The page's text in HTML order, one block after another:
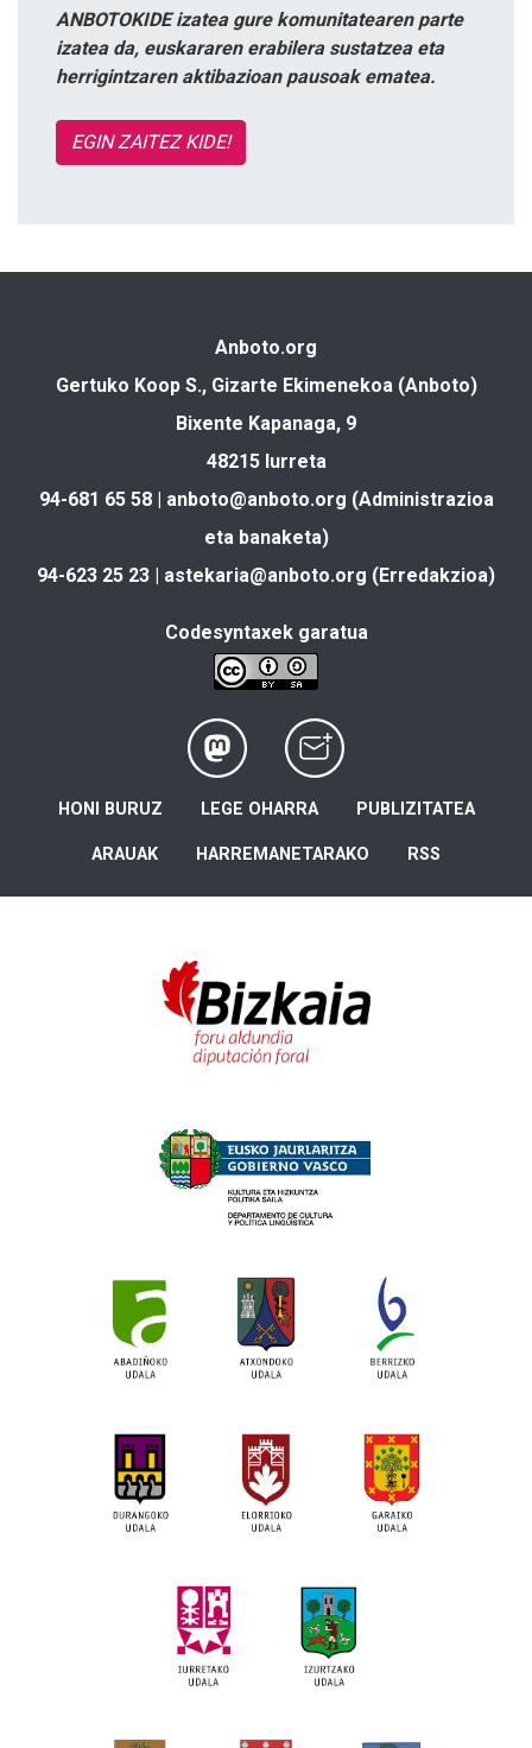
ANBOTOKIDE izatea gure komunitatearen parte
izatea da, euskararen erabilera sustatzea eta
herrigintzaren aktibazioan pausoak ematea.
EGIN ZAITEZ KIDE!
Anboto.org
Gertuko Koop S., Gizarte Ekimenekoa (Anboto)
Bixente Kapanaga, 9
48215 Iurreta
94-681 65 58 | anboto@anboto.org (Administrazioa
eta banaketa)
94-623 25 23 | astekaria@anboto.org (Erredakzioa)
Codesyntaxek garatua
HONI BURUZ LEGE OHARRA PUBLIZITATEA
ARAUAK HARREMANETARAKO RSS